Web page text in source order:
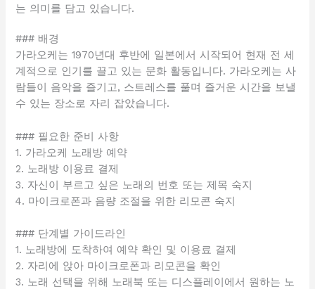
는 의미를 담고 있습니다.
### 배경
가라오케는 1970년대 후반에 일본에서 시작되어 현재 전 세
계적으로 인기를 끌고 있는 문화 활동입니다. 가라오케는 사
람들이 음악을 즐기고, 스트레스를 풀며 즐거운 시간을 보낼
수 있는 장소로 자리 잡았습니다.
### 필요한 준비 사항
1. 가라오케 노래방 예약
2. 노래방 이용료 결제
3. 자신이 부르고 싶은 노래의 번호 또는 제목 숙지
4. 마이크로폰과 음량 조절을 위한 리모콘 숙지
### 단계별 가이드라인
1. 노래방에 도착하여 예약 확인 및 이용료 결제
2. 자리에 앉아 마이크로폰과 리모콘을 확인
3. 노래 선택을 위해 노래북 또는 디스플레이에서 원하는 노